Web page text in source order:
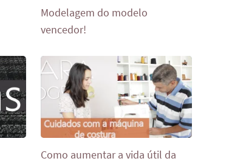
Modelagem do modelo
vencedor!
Como aumentar a vida útil da